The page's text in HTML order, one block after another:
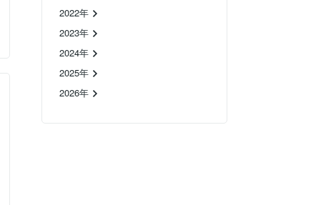
2022年
2023年
2024年
2025年
2026年